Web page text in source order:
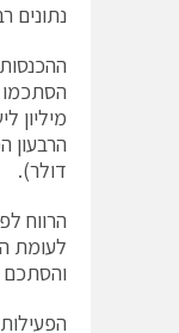
נתונים
דולר).
לעומת
והסתכם ב-95.5